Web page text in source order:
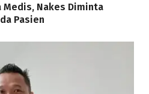
Medis, Nakes Diminta
Pasien